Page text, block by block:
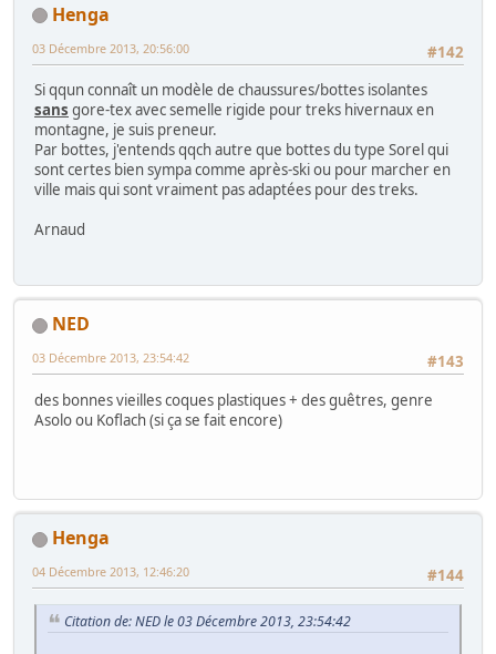
Henga
#142
03 Décembre 2013, 20:56:00
Si qqun connaît un modèle de chaussures/bottes isolantes
sans gore-tex avec semelle rigide pour treks hivernaux en
montagne, je suis preneur.
Par bottes, j'entends qqch autre que bottes du type Sorel qui
sont certes bien sympa comme après-ski ou pour marcher en
ville mais qui sont vraiment pas adaptées pour des treks.
Arnaud
NED
#143
03 Décembre 2013, 23:54:42
des bonnes vieilles coques plastiques + des guêtres, genre
Asolo ou Koflach (si ça se fait encore)
Henga
#144
04 Décembre 2013, 12:46:20
Citation de: NED le 03 Décembre 2013, 23:54:42